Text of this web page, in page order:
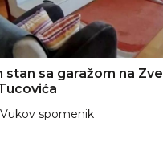
stan sa garažom na
spomenik